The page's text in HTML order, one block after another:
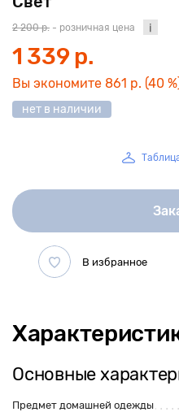
2 200 р. - розничная цена
1 339 р.
Вы экономите 861 р. (40
нет в наличии
Основные
Предмет домашней одежды